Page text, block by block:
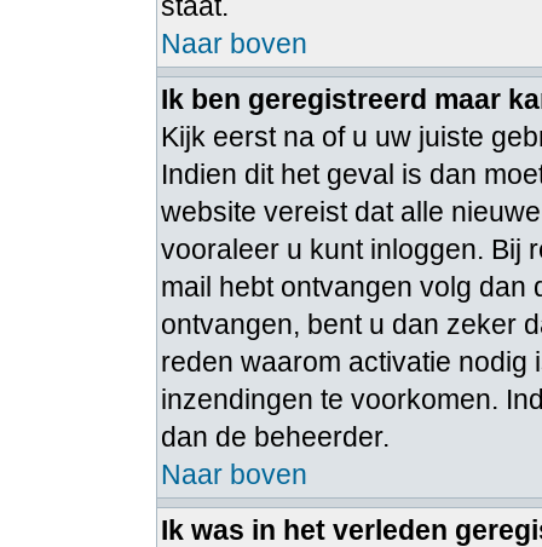
Naar boven
Ik ben geregistreerd maar
Kijk eerst na of u uw juiste
Indien dit het geval is dan
website vereist dat alle
vooraleer u kunt inloggen. Bij
mail hebt ontvangen volg dan
ontvangen, bent u dan zeker
reden waarom activatie nodig
inzendingen te voorkomen.
dan de beheerder.
Naar boven
Ik was in het verleden